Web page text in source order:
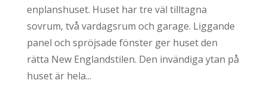
enplanshuset. Huset har tre väl tilltagna
sovrum, två vardagsrum och garage. Liggande
panel och spröjsade fönster ger huset den
rätta New Englandstilen. Den invändiga ytan på
huset är hela...